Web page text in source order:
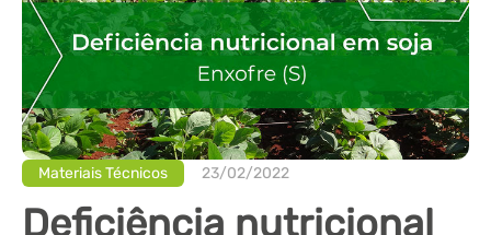
Materiais Técnicos 23/02/2022
Deficiência nutricional